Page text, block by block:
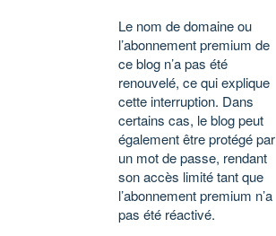
Le nom de domaine ou
l’abonnement premium de
ce blog n’a pas été
renouvelé, ce qui explique
cette interruption. Dans
certains cas, le blog peut
également être protégé par
un mot de passe, rendant
son accès limité tant que
l’abonnement premium n’a
pas été réactivé.